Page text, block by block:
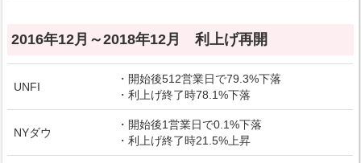
2016年12月～2018年12月 利上げ再開
UNFI
・開始後512営業日で79.3%下落
・利上げ終了時78.1%下落
NYダウ
・開始後1営業日で0.1%下落
・利上げ終了時21.5%上昇